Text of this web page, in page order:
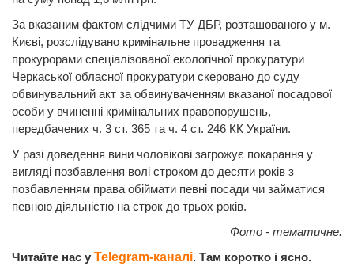
За вказаним фактом слідчими ТУ ДБР, розташованого у м.
Києві, розслідувано кримінальне провадження та
прокурорами спеціалізованої екологічної прокуратури
Черкаської обласної прокуратури скеровано до суду
обвинувальний акт за обвинуваченням вказаної посадової
особи у вчиненні кримінальних правопорушень,
передбачених ч. 3 ст. 365 та ч. 4 ст. 246 КК України.
У разі доведення вини чоловікові загрожує покарання у
вигляді позбавлення волі строком до десяти років з
позбавленням права обіймати певні посади чи займатися
певною діяльністю на строк до трьох років.
Фото - тематичне.
Читайте нас у Telegram-каналі. Там коротко і ясно.